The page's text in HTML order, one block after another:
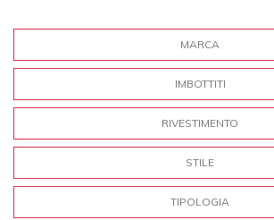
MARCA
IMBOTTITI
RIVESTIMENTO
STILE
TIPOLOGIA